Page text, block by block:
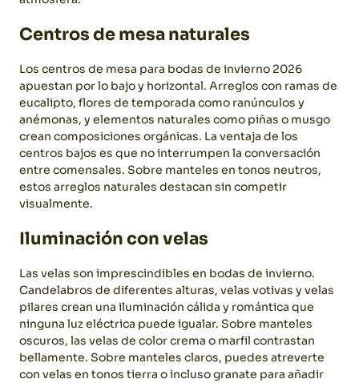
Centros de mesa naturales
Los centros de mesa para bodas de invierno 2026
apuestan por lo bajo y horizontal. Arreglos con ramas de
eucalipto, flores de temporada como ranúnculos y
anémonas, y elementos naturales como piñas o musgo
crean composiciones orgánicas. La ventaja de los
centros bajos es que no interrumpen la conversación
entre comensales. Sobre manteles en tonos neutros,
estos arreglos naturales destacan sin competir
visualmente.
Iluminación con velas
Las velas son imprescindibles en bodas de invierno.
Candelabros de diferentes alturas, velas votivas y velas
pilares crean una iluminación cálida y romántica que
ninguna luz eléctrica puede igualar. Sobre manteles
oscuros, las velas de color crema o marfil contrastan
bellamente. Sobre manteles claros, puedes atreverte
con velas en tonos tierra o incluso granate para añadir